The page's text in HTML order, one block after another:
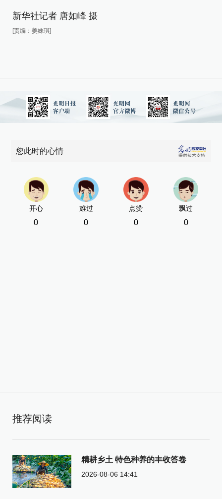
新华社记者 唐如峰 摄
[责编：姜姝琪]
您此时的心情
开心
0
难过
0
点赞
0
飘过
0
推荐阅读
精耕乡土 特色种养的丰收答卷
2026-08-06 14:41